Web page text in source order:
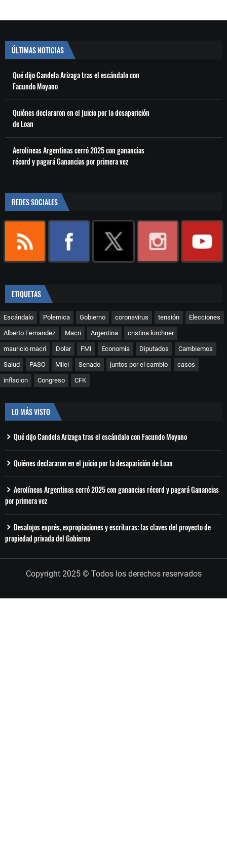
ÚLTIMAS NOTICIAS
Qué dijo Candela Arizaga tras el escándalo con
Facundo Moyano
Quiénes declararon en el juicio por la desaparición
de Loan
Aerolíneas Argentinas cerró 2025 con ganancias
récord y pagará Ganancias por primera vez
REDES SOCIALES
ETIQUETAS
Escándalo Polemica Gobierno coronavirus tensión Elecciones
Alberto Fernandez Macri Argentina cristina kirchner
mauricio macri Dolar FMI Economia Diputados Cambiemos
Salud PASO Milei Senado juntos por el cambio casos
inflacion Congreso CFK
LO MÁS VISTO
Qué dijo Candela Arizaga tras el escándalo con Facundo Moyano
Quiénes declararon en el juicio por la desaparición de Loan
Aerolíneas Argentinas cerró 2025 con ganancias récord y pagará Ganancias
por primera vez
Desalojos exprés, expropiaciones y escrituras: las claves del proyecto de
propiedad privada del Gobierno
Copyright 2025 © Todos los derechos reservados